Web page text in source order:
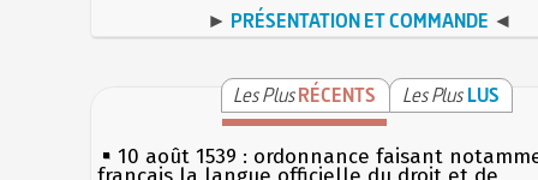
► PRÉSENTATION ET COMMANDE ◄
Les PlusRÉCENTS Les Plus LUS
10 août 1539 : ordonnance faisant